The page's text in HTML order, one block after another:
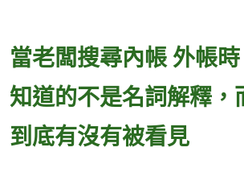
當老闆搜尋內帳 外帳
知道的不是名詞解釋，
到底有沒有被看見